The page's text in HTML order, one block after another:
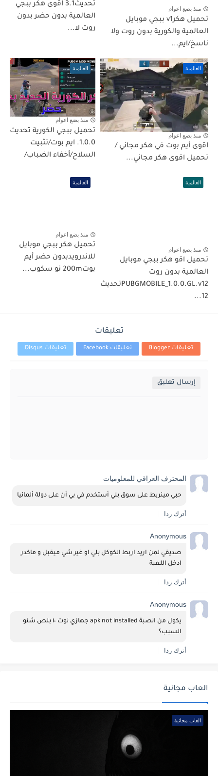
منذ بضع اعوام
تحميل هكرv1 ببجي موبايل
العالمية والكورية بدون روت ولا
ناسخ/ايم...
تحديث3.1 اقوى هكر ببجي
العالمية بدون حضر بدون
روت لا...
العالمية
منذ بضع اعوام
اقوى أيم بوت في هكر مجاني /
تحميل اقوى هكر مجاني...
العالمية
منذ بضع اعوام
تحميل ببجي الكورية تحديث
1.0.0. ايم بوت/تثبيت
السلاح/أخفاء الضباب/
العالمية
منذ بضع اعوام
تحميل اقو هكر ببجي موبايل
‎العالمية ‏بدون ‏روت
‏PUBGMOBILE_1.0.0.GL.v12تحديث
العالمية
منذ بضع اعوام
تحميل هكر ببجي موبايل
للاندرويدبدون حضر أيم
بوت200m نو سكوب...
تعليقات
تعليقات Blogger تعليقات Facebook تعليقات Disqus
إرسال تعليق
المحترف العراقي للمعلوميات‎
حبي مينربط على سوق بلي أستخدم في بي أن على دولة ألمانيا
أترك ردا
Anonymous
صديقي لمن اريد اربط الكوكل بلي او غير شي ميقبل و ماكدر
ادخل اللعبة
أترك ردا
Anonymous
السبب؟
أترك ردا
العاب مجانية
العاب مجانية